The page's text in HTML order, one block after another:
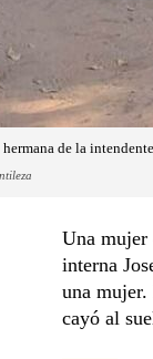
hermana de la
Una mujer
interna
una
cayó al